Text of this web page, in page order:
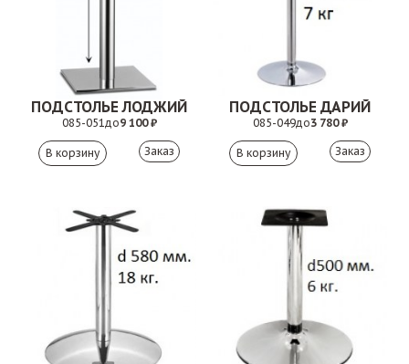
ПОДСТОЛЬЕ ЛОДЖИЙ
085-051до9 100 ₽
Заказ
ПОДСТОЛЬЕ ДАРИЙ
085-049до3 780 ₽
Заказ